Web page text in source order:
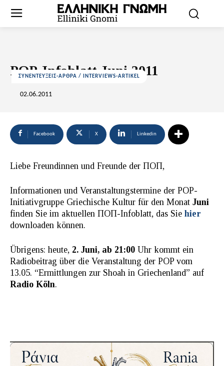
POP-Infoblatt Juni 2011
02.06.2011
ΣΥΝΕΝΤΕΥΞΕΙΣ-ΑΡΘΡΑ / INTERVIEWS-ARTIKEL
Facebook X Linkedin
Liebe Freundinnen und Freunde der ΠΟΠ,
Informationen und Veranstaltungstermine der POP-
Initiativgruppe Griechische Kultur für den Monat Juni
finden Sie im aktuellen ΠΟΠ-Infoblatt, das Sie hier
downloaden können.
Übrigens: heute, 2. Juni, ab 21:00 Uhr kommt ein
Radiobeitrag über die Veranstaltung der POP vom
13.05. “Ermittlungen zur Shoah in Griechenland” auf
Radio Köln.